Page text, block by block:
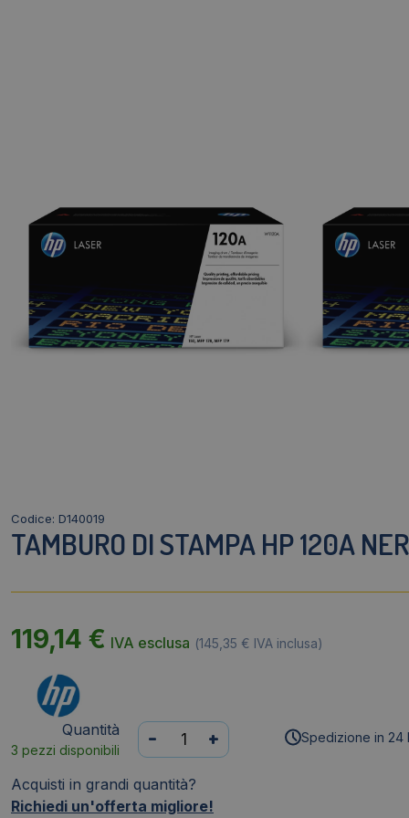
Codice: D140019
TAMBURO DI STAMPA HP 120A
119,14 € IVA esclusa (145,35 € IVA inclusa)
Quantità
3 pezzi disponibili
Tamburo
di
stampa
HP
- + Spedizione in 24
Acquisti in grandi quantità?
Richiedi un'offerta migliore!